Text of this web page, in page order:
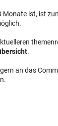
Monate ist, ist
.
an das